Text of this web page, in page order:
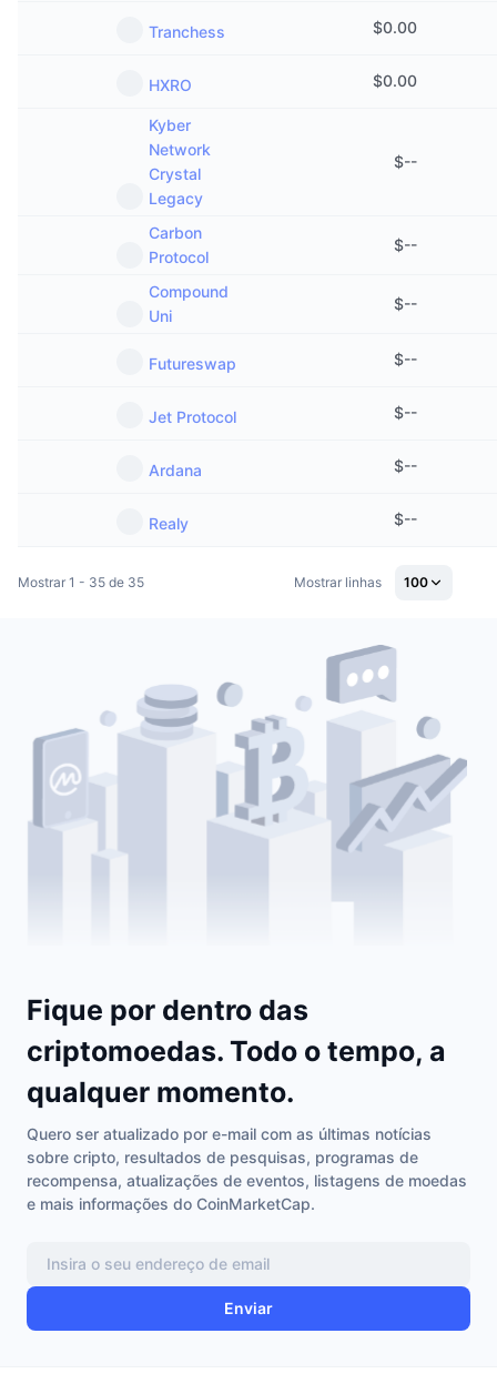
Tranchess $0.00
HXRO $0.00
Kyber
Network
Crystal
Legacy
$--
Carbon
Protocol
$--
Compound
Uni
$--
Futureswap $--
Jet Protocol $--
Ardana $--
Realy $--
Mostrar 1 - 35 de 35 Mostrar linhas 100
Fique por dentro das
criptomoedas. Todo o tempo, a
qualquer momento.
Quero ser atualizado por e-mail com as últimas notícias
sobre cripto, resultados de pesquisas, programas de
recompensa, atualizações de eventos, listagens de moedas
e mais informações do CoinMarketCap.
Enviar